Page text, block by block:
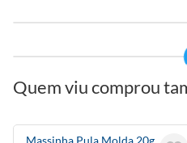
Quem viu comprou
Massinha Pula Molda 20g